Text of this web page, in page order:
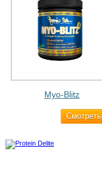
Myo-Blitz
Cмотреть